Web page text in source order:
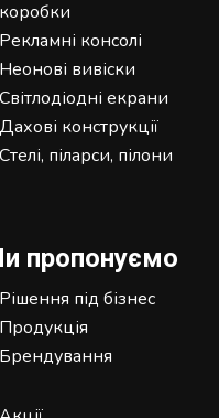
коробки
Рекламні консолі
Неонові вивіски
Світлодіодні екрани
Дахові конструкції
Стелі, піларси, пілони
пропонуємо
Рішення під бізнес
Продукція
Брендування